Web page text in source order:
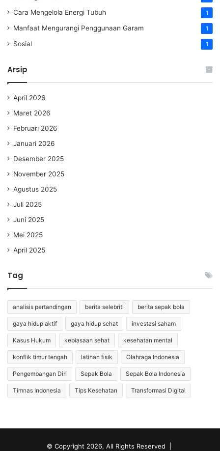
Cara Mengelola Energi Tubuh 1
Manfaat Mengurangi Penggunaan Garam 1
Sosial 1
Arsip
April 2026
Maret 2026
Februari 2026
Januari 2026
Desember 2025
November 2025
Agustus 2025
Juli 2025
Juni 2025
Mei 2025
April 2025
Tag
analisis pertandingan berita selebriti berita sepak bola
gaya hidup aktif gaya hidup sehat investasi saham
Kasus Hukum kebiasaan sehat kesehatan mental
konflik timur tengah latihan fisik Olahraga Indonesia
Pengembangan Diri Sepak Bola Sepak Bola Indonesia
Timnas Indonesia Tips Kesehatan Transformasi Digital
© Copyright 2026, All Rights Reserved |